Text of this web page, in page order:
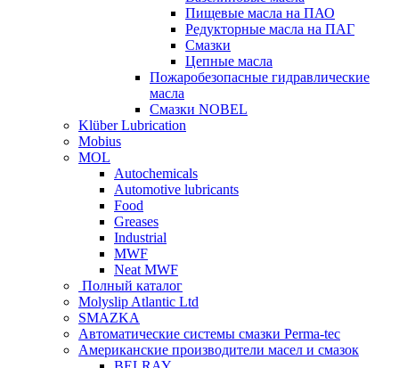
Пищевые масла на ПАО
Редукторные масла на ПАГ
Смазки
Цепные масла
Пожаробезопасные гидравлические
масла
Смазки NOBEL
Klüber Lubrication
Mobius
MOL
Autochemicals
Automotive lubricants
Food
Greases
Industrial
MWF
Neat MWF
Полный каталог
Molyslip Atlantic Ltd
SMAZKA
Автоматические системы смазки Perma-tec
Американские производители масел и смазок